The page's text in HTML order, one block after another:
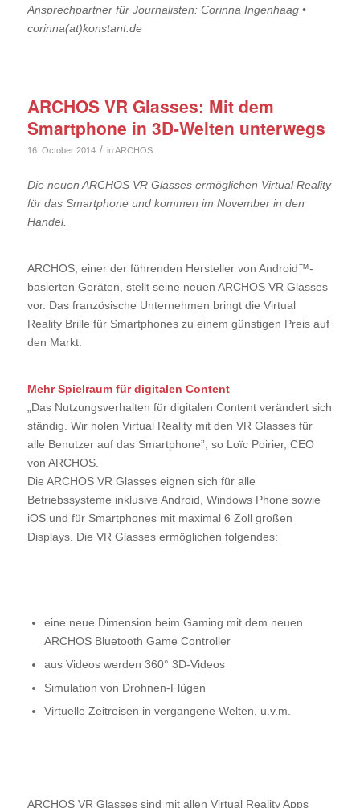
Ansprechpartner für Journalisten: Corinna Ingenhaag •
corinna(at)konstant.de
ARCHOS VR Glasses: Mit dem
Smartphone in 3D-Welten unterwegs
16. October 2014 / inARCHOS
Die neuen ARCHOS VR Glasses ermöglichen Virtual Reality
für das Smartphone und kommen im November in den
Handel.
ARCHOS, einer der führenden Hersteller von Android™-
basierten Geräten, stellt seine neuen ARCHOS VR Glasses
vor. Das französische Unternehmen bringt die Virtual
Reality Brille für Smartphones zu einem günstigen Preis auf
den Markt.
Mehr Spielraum für digitalen Content
„Das Nutzungsverhalten für digitalen Content verändert sich
ständig. Wir holen Virtual Reality mit den VR Glasses für
alle Benutzer auf das Smartphone”, so Loïc Poirier, CEO
von ARCHOS.
Die ARCHOS VR Glasses eignen sich für alle
Betriebssysteme inklusive Android, Windows Phone sowie
iOS und für Smartphones mit maximal 6 Zoll großen
Displays. Die VR Glasses ermöglichen folgendes:
eine neue Dimension beim Gaming mit dem neuen
ARCHOS Bluetooth Game Controller
aus Videos werden 360° 3D-Videos
Simulation von Drohnen-Flügen
Virtuelle Zeitreisen in vergangene Welten, u.v.m.
ARCHOS VR Glasses sind mit allen Virtual Reality Apps